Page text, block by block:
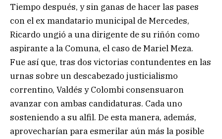
Tiempo después, y sin ganas de hacer las pases
con el ex mandatario municipal de Mercedes,
Ricardo ungió a una dirigente de su riñón como
aspirante a la Comuna, el caso de Mariel Meza.
Fue así que, tras dos victorias contundentes en las
urnas sobre un descabezado justicialismo
correntino, Valdés y Colombi consensuaron
avanzar con ambas candidaturas. Cada uno
sosteniendo a su alfil. De esta manera, además,
aprovecharían para esmerilar aún más la posible